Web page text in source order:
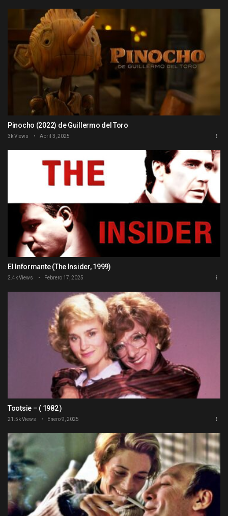
Pinocho (2022) de Guillermo del Toro
3k Views Abril 3, 2025
El Informante (The Insider, 1999)
2.4k Views Febrero 17, 2025
Tootsie – ( 1982 )
21.5k Views Enero 9, 2025